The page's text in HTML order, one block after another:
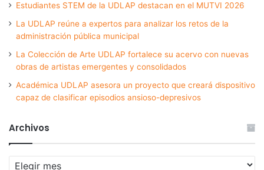
Estudiantes STEM de la UDLAP destacan en el MUTVI 2026
La UDLAP reúne a expertos para analizar los retos de la
administración pública municipal
La Colección de Arte UDLAP fortalece su acervo con nuevas
obras de artistas emergentes y consolidados
Académica UDLAP asesora un proyecto que creará dispositivo
capaz de clasificar episodios ansioso-depresivos
Archivos
Archivos